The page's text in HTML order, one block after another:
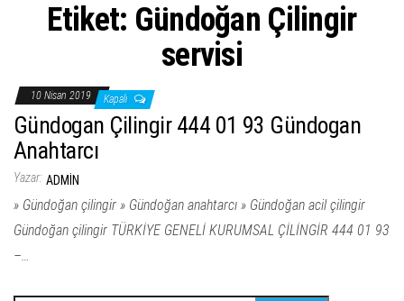
Etiket: Gündoğan Çilingir
servisi
10 Nisan 2019 Kapalı
Gündogan Çilingir 444 01 93 Gündogan
Anahtarcı
Yazar: ADMIN
» Gündoğan çilingir » Gündoğan anahtarcı » Gündoğan acil çilingir
Gündoğan çilingir TÜRKİYE GENELİ KURUMSAL ÇİLİNGİR 444 01 93
–…